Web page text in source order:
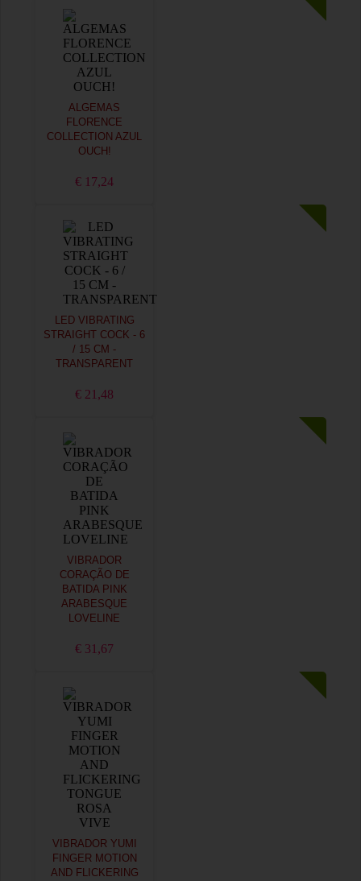
ALGEMAS
FLORENCE
COLLECTION AZUL
OUCH!
€ 17,24
LED VIBRATING
STRAIGHT COCK - 6
/ 15 CM -
TRANSPARENT
€ 21,48
VIBRADOR
CORAÇÃO DE
BATIDA PINK
ARABESQUE
LOVELINE
€ 31,67
VIBRADOR YUMI
FINGER MOTION
AND FLICKERING